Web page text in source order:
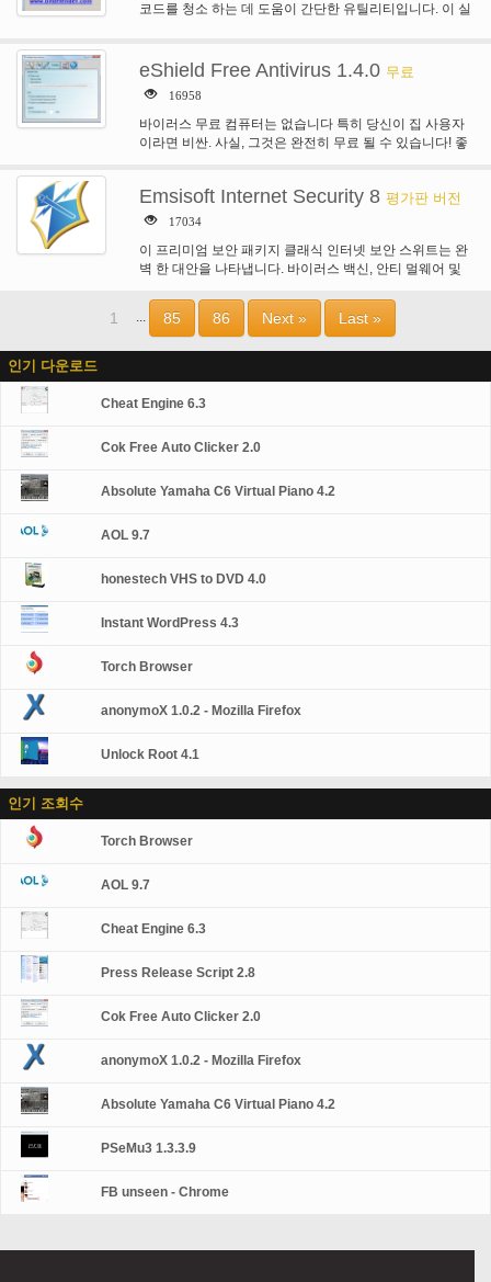
코드를 청소 하는 데 도움이 간단한 유틸리티입니다. 이 실
eShield Free Antivirus 1.4.0 무료
16958
바이러스 무료 컴퓨터는 없습니다 특히 당신이 집 사용자
이라면 비싼. 사실, 그것은 완전히 무료 될 수 있습니다! 좋
Emsisoft Internet Security 8 평가판 버전
17034
이 프리미엄 보안 패키지 클래식 인터넷 보안 스위트는 완
벽 한 대안을 나타냅니다. 바이러스 백신, 안티 멀웨어 및
1 ... 85 86 Next » Last »
인기 다운로드
Cheat Engine 6.3
Cok Free Auto Clicker 2.0
Absolute Yamaha C6 Virtual Piano 4.2
AOL 9.7
honestech VHS to DVD 4.0
Instant WordPress 4.3
Torch Browser
anonymoX 1.0.2 - Mozilla Firefox
Unlock Root 4.1
인기 조회수
Torch Browser
AOL 9.7
Cheat Engine 6.3
Press Release Script 2.8
Cok Free Auto Clicker 2.0
anonymoX 1.0.2 - Mozilla Firefox
Absolute Yamaha C6 Virtual Piano 4.2
PSeMu3 1.3.3.9
FB unseen - Chrome